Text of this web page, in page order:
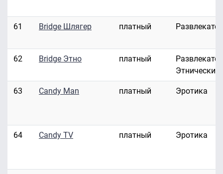
61 Bridge Шлягер платный
62 Bridge Этно платный
Этнические
63 Candy Man платный Эротика
64 Candy TV платный Эротика